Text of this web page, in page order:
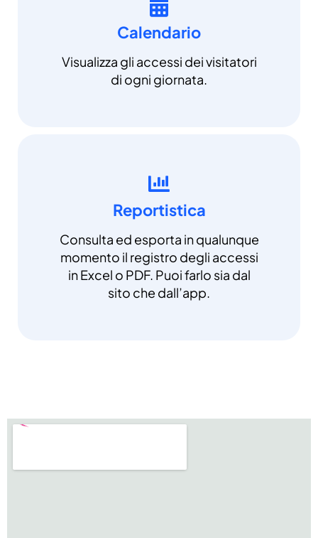
Calendario
Visualizza gli accessi dei visitatori
di ogni giornata.
Reportistica
Consulta ed esporta in qualunque
momento il registro degli accessi
in Excel o PDF. Puoi farlo sia dal
sito che dall’app.